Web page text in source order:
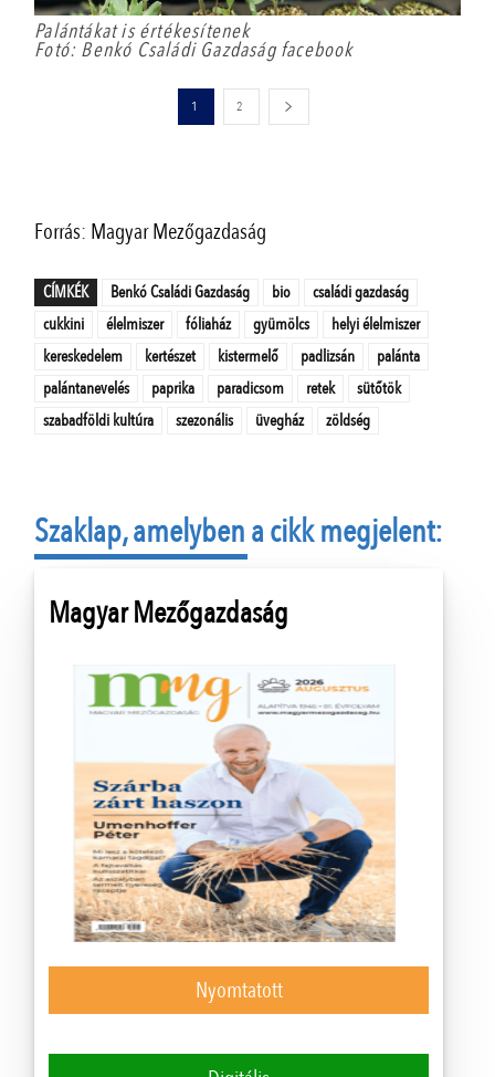
Palántákat is értékesítenek
Fotó: Benkó Családi Gazdaság facebook
1 2
Forrás: Magyar Mezőgazdaság
CÍMKÉK Benkó Családi Gazdaság bio
családi gazdaság
cukkini
élelmiszer fóliaház gyümölcs
helyi élelmiszer
kereskedelem
kertészet kistermelő padlizsán
palánta
palántanevelés
paprika paradicsom retek
sütőtök
szabadföldi kultúra
szezonális üvegház zöldség
Szaklap, amelyben a cikk megjelent:
Magyar Mezőgazdaság
Nyomtatott